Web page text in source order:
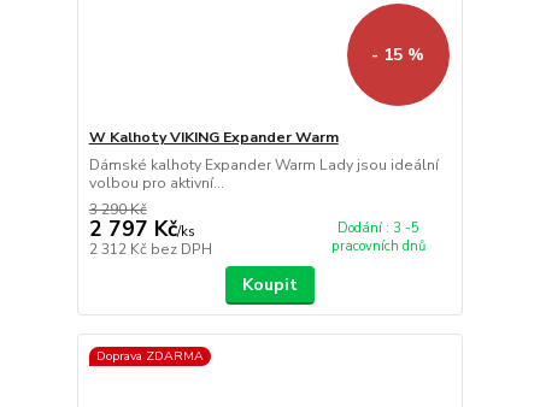
- 15 %
W Kalhoty VIKING Expander Warm
Dámské kalhoty Expander Warm Lady jsou ideální
volbou pro aktivní...
3 290 Kč
2 797 Kč/ks
2 312 Kč bez DPH
Dodání : 3 -5
pracovních dnů
Koupit
Doprava ZDARMA